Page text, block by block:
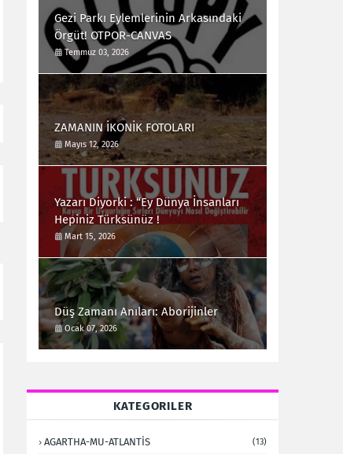
Gezi Parkı Eylemlerinin Arkasındaki
Örgüt! OTPOR-CANVAS
Temmuz 03, 2026
ZAMANIN İKONİK FOTOLARI
Mayıs 12, 2026
Yazarı Diyorki : “Ey Dünya İnsanları
Hepiniz Türksünüz !
Mart 15, 2026
Düş Zamanı Anıları: Aborijinler
Ocak 07, 2026
KATEGORILER
AGARTHA-MU-ATLANTİS (13)